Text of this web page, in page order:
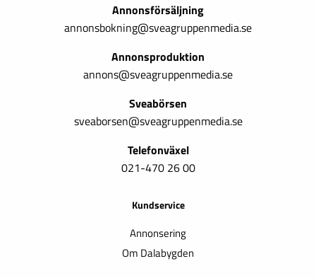
Annonsförsäljning
annonsbokning@sveagruppenmedia.se
Annonsproduktion
annons@sveagruppenmedia.se
Sveabörsen
sveaborsen@sveagruppenmedia.se
Telefonväxel
021-470 26 00
Kundservice
Annonsering
Om Dalabygden